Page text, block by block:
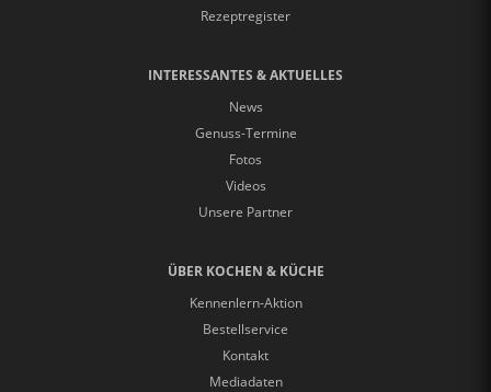
Rezeptregister
INTERESSANTES & AKTUELLES
News
Genuss-Termine
Fotos
Videos
Unsere Partner
ÜBER KOCHEN & KÜCHE
Kennenlern-Aktion
Bestellservice
Kontakt
Mediadaten